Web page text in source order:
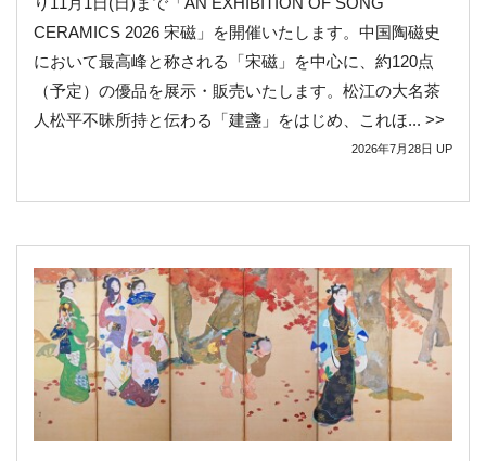
CERAMICS 2026 宋磁」を開催いたします。中国陶磁史
において最高峰と称される「宋磁」を中心に、約120点
（予定）の優品を展示・販売いたします。松江の大名茶
人松平不昧所持と伝わる「建盞」をはじめ、これほ... >>
2026年7月28日 UP